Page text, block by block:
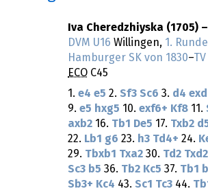
Iva Cheredzhiyska (1705)
DVM U16 Willingen, 1. Runde
Hamburger SK von 1830–
ECO C45
1. e4 e5 2. Sf3 Sc6 3. d4
9. e5 hxg5 10. exf6+ Kf8 11.
axb2 16. Tb1 De5 17. Txb2
22. Lb1 g6 23. h3 Td4+ 24.
29. Tbxb1 Txa2 30. Td2 Txd2
Sc3 b5 36. Tb2 Kc5 37. Tb1
Sb3+ Kc4 43. Sc1 Tc3 44.